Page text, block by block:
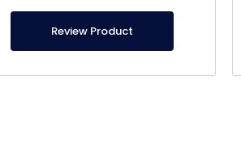
Review Product